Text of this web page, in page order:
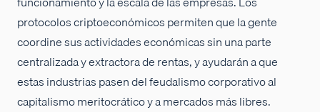
protocolos criptoeconómicos permiten que la gente
coordine sus actividades económicas sin una parte
centralizada y extractora de rentas, y ayudarán a que
estas industrias pasen del feudalismo corporativo al
capitalismo meritocrático y a mercados más libres.